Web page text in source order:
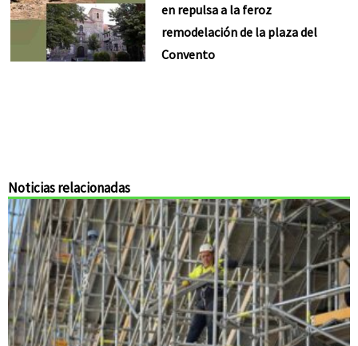
en repulsa a la feroz
remodelación de la plaza del
Convento
Noticias relacionadas